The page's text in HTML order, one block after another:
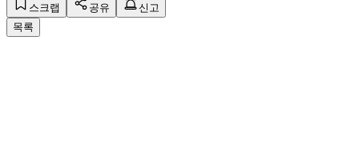
스크랩 공유
신고
목록